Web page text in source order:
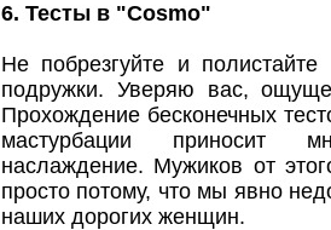
6. Тесты в "Cosmo"
Не побрезгуйте и
подружки. Уверяю вас,
Прохождение бесконечных
мастурбации приносит
наслаждение. Мужиков от
просто потому, что мы явно
наших дорогих женщин.